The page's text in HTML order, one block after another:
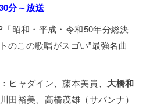
分～放送
昭和・平成・令和50年分総決
のこの歌唱がスゴい”最強名曲
ヒャダイン、藤本美貴、 大橋和
田裕美、高橋茂雄（サバンナ）